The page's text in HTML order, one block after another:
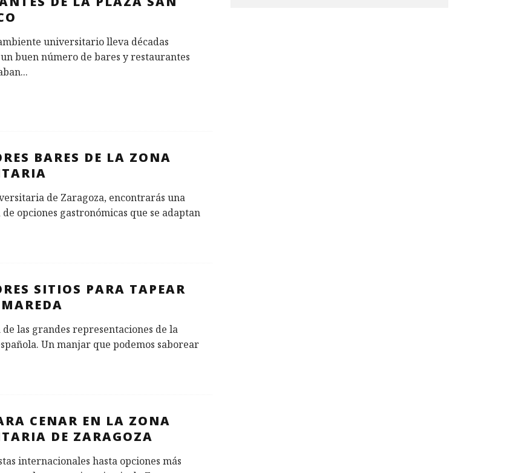
universitario lleva décadas
buen número de bares y restaurantes
...
BARES DE LA ZONA
de Zaragoza, encontrarás una
opciones gastronómicas que se adaptan
SITIOS PARA TAPEAR
de las grandes representaciones de la
Un manjar que podemos saborear
CENAR EN LA ZONA
DE ZARAGOZA
internacionales hasta opciones más